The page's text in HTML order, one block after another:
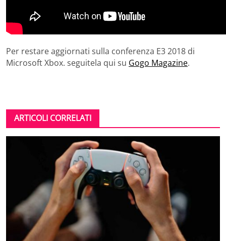
Per restare aggiornati sulla conferenza E3 2018 di
Microsoft Xbox. seguitela qui su Gogo Magazine.
ARTICOLI CORRELATI